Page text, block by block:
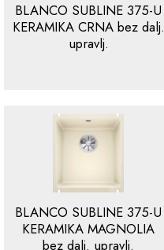
BLANCO SUBLINE 375-U
KERAMIKA CRNA bez dalj.
upravlj.
BLANCO SUBLINE 375-U
KERAMIKA MAGNOLIA
bez dalj. upravlj.